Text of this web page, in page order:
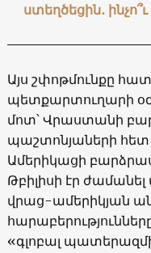
ստեղծեցին․
Այս շփոթմունքը
պետքարտուղարի
մոտ՝ Վրաստանի
պաշտոնյաների հետ
Ամերիկացի
Թբիլիսի էր ժամանել
վրաց-ամերիկյան
«գլոբալ